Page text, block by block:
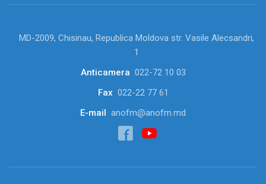
MD-2009, Chisinau, Republica Moldova str. Vasile Alecsandri,
1
Anticamera 022-72 10 03
Fax 022-22 77 61
E-mail
anofm@anofm.md